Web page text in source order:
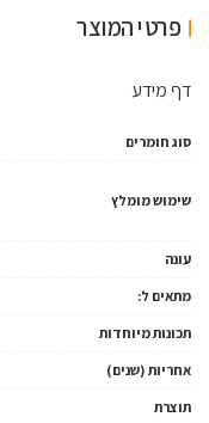
פרטי המוצר
דף מידע
סוג חומרים
שימוש מומלץ
עונה
מתאים ל:
תכונות מיוחדות
אחריות (שנים)
תוצרת